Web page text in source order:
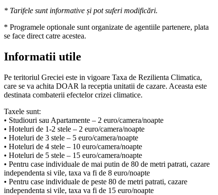
* Tarifele sunt informative și pot suferi modificări.
* Programele optionale sunt organizate de agentiile partenere, plata
se face direct catre acestea.
Informatii utile
Pe teritoriul Greciei este in vigoare Taxa de Rezilienta Climatica,
care se va achita DOAR la receptia unitatii de cazare. Aceasta este
destinata combaterii efectelor crizei climatice.
Taxele sunt:
• Studiouri sau Apartamente – 2 euro/camera/noapte
• Hoteluri de 1-2 stele – 2 euro/camera/noapte
• Hoteluri de 3 stele – 5 euro/camera/noapte
• Hoteluri de 4 stele – 10 euro/camera/noapte
• Hoteluri de 5 stele – 15 euro/camera/noapte
• Pentru case individuale de mai putin de 80 de metri patrati, cazare
independenta si vile, taxa va fi de 8 euro/noapte
• Pentru case individuale de peste 80 de metri patrati, cazare
independenta si vile, taxa va fi de 15 euro/noapte